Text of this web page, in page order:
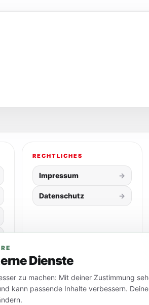
RECHTLICHES
Impressum
Datenschutz
Dienste
zu machen: Mit deiner Zustimmung
kann passende Inhalte verbessern.